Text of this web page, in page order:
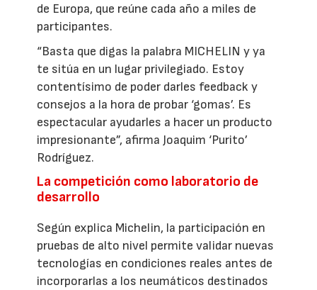
de Europa, que reúne cada año a miles de
participantes.
“Basta que digas la palabra MICHELIN y ya
te sitúa en un lugar privilegiado. Estoy
contentísimo de poder darles feedback y
consejos a la hora de probar ‘gomas’. Es
espectacular ayudarles a hacer un producto
impresionante”, afirma Joaquim ‘Purito’
Rodríguez.
La competición como laboratorio de
desarrollo
Según explica Michelin, la participación en
pruebas de alto nivel permite validar nuevas
tecnologías en condiciones reales antes de
incorporarlas a los neumáticos destinados